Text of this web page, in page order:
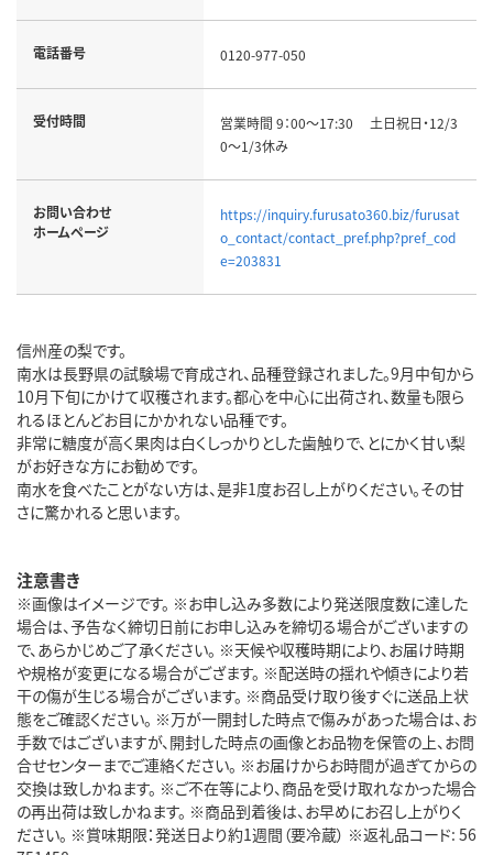
電話番号 0120-977-050
受付時間
営業時間 9：00～17:30 土日祝日・12/3
0～1/3休み
お問い合わせ
ホームページ
https://inquiry.furusato360.biz/furusat
o_contact/contact_pref.php?pref_cod
e=203831
信州産の梨です。
南水は長野県の試験場で育成され、品種登録されました。9月中旬から
10月下旬にかけて収穫されます。都心を中心に出荷され、数量も限ら
れるほとんどお目にかかれない品種です。
非常に糖度が高く果肉は白くしっかりとした歯触りで、とにかく甘い梨
がお好きな方にお勧めです。
南水を食べたことがない方は、是非1度お召し上がりください。その甘
さに驚かれると思います。
注意書き
※画像はイメージです。 ※お申し込み多数により発送限度数に達した
場合は、予告なく締切日前にお申し込みを締切る場合がございますの
で、あらかじめご了承ください。 ※天候や収穫時期により、お届け時期
や規格が変更になる場合がござます。 ※配送時の揺れや傾きにより若
干の傷が生じる場合がございます。 ※商品受け取り後すぐに送品上状
態をご確認ください。 ※万が一開封した時点で傷みがあった場合は、お
手数ではございますが、開封した時点の画像とお品物を保管の上、お問
合せセンターまでご連絡ください。 ※お届けからお時間が過ぎてからの
交換は致しかねます。 ※ご不在等により、商品を受け取れなかった場合
の再出荷は致しかねます。 ※商品到着後は、お早めにお召し上がりく
ださい。 ※賞味期限：発送日より約1週間（要冷蔵） ※返礼品コード: 56